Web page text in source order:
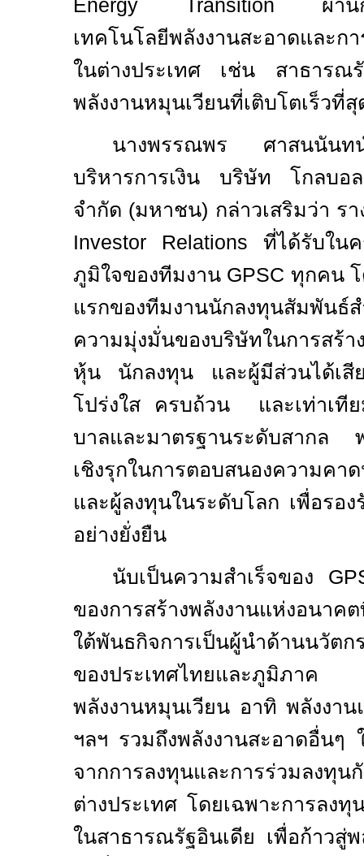
Energy Transition ผ่านกา
เทคโนโลยีพลังงานสะอาดและก
ในต่างประเทศ เช่น สาธารณ
พลังงานหมุนเวียนที่เติบโตเร็วที่สุ
นางพรรณพร ศาสนนันท
บริหารการเงิน บริษัท โกลบอ
จำกัด (มหาชน) กล่าวเสริมว่า ร
Investor Relations ที่ได้รับใน
ภูมิใจของทีมงาน GPSC ทุกคน โ
แรกของทีมงานนักลงทุนสัมพันธ์
ความมุ่งมั่นของบริษัทในการสร้า
หุ้น นักลงทุน และผู้มีส่วนได้เสี
โปร่งใส ครบถ้วน และเท่าเที
บาลและมาตรฐานระดับสากล
เชิงรุกในการตอบสนองความคา
และผู้ลงทุนในระดับโลก เพื่อรอ
อย่างยั่งยืน
นับเป็นความสำเร็จของ
ของการสร้างพลังงานแห่งอนา
ใต้พันธกิจการเป็นผู้นำด้านนวัตก
ของประเทศไทยและภูมิภา
พลังงานหมุนเวียน อาทิ พลังงา
ฯลฯ รวมถึงพลังงานสะอาดอื่นๆ
จากการลงทุนและการร่วมลงทุน
ต่างประเทศ โดยเฉพาะการลง
ในสาธารณรัฐอินเดีย เพื่อก้าวสู่